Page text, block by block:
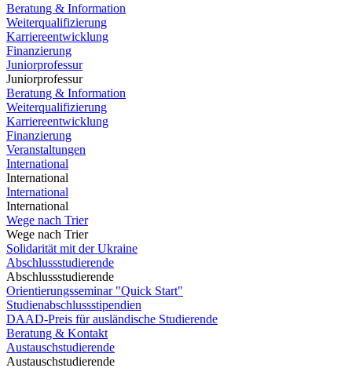
Beratung & Information
Weiterqualifizierung
Karriereentwicklung
Finanzierung
Juniorprofessur
Juniorprofessur
Beratung & Information
Weiterqualifizierung
Karriereentwicklung
Finanzierung
Veranstaltungen
International
International
International
International
Wege nach Trier
Wege nach Trier
Solidarität mit der Ukraine
Abschlussstudierende
Abschlussstudierende
Orientierungsseminar "Quick Start"
Studienabschlussstipendien
DAAD-Preis für ausländische Studierende
Beratung & Kontakt
Austauschstudierende
Austauschstudierende